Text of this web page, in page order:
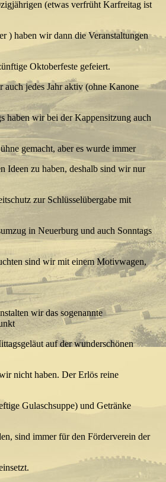
(etwas verfrüht Karfreitag ist
) haben wir dann die Veranstaltungen
Oktoberfeste gefeiert.
jedes Jahr aktiv (ohne Kanone
haben wir bei der Kappensitzung auch
gemacht, aber es wurde immer
Ideen zu haben, deshalb sind wir nur
zur Schlüsselübergabe mit
in Neuerburg und auch Sonntags
sind wir mit einem Motivwagen,
wir das sogenannte
auf der wunderschönen
nicht haben. Der Erlös reine
Gulaschsuppe) und Getränke
sind immer für den Förderverein der